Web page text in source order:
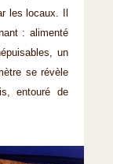
les locaux. Il
: alimenté
un
se révèle
entouré de